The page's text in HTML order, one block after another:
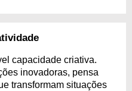
capacidade criativa.
inovadoras, pensa
transformam situações